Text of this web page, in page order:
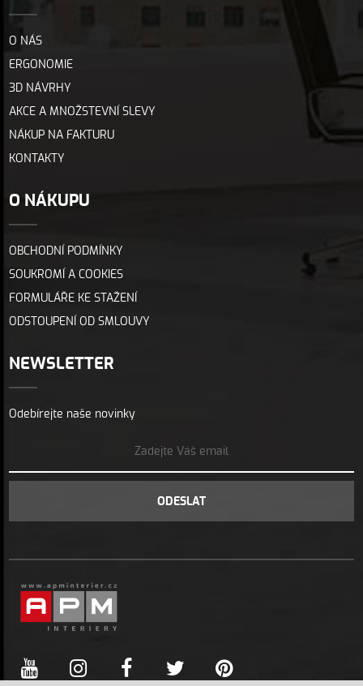
O NÁS
ERGONOMIE
3D NÁVRHY
AKCE A MNOŽSTEVNÍ SLEVY
NÁKUP NA FAKTURU
KONTAKTY
O NÁKUPU
OBCHODNÍ PODMÍNKY
SOUKROMÍ A COOKIES
FORMULÁŘE KE STAŽENÍ
ODSTOUPENÍ OD SMLOUVY
NEWSLETTER
Odebírejte naše novinky
ODESLAT